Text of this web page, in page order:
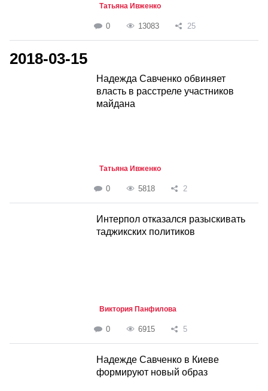
Татьяна Ивженко
0 13083 25
2018-03-15
Надежда Савченко обвиняет
власть в расстреле участников
майдана
Татьяна Ивженко
0 5818 2
Интерпол отказался разыскивать
таджикских политиков
Виктория Панфилова
0 6915 5
Надежде Савченко в Киеве
формируют новый образ